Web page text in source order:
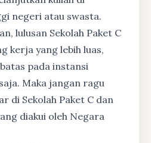
negeri atau swasta.
lulusan Sekolah Paket C
kerja yang lebih luas,
pada instansi
Maka jangan ragu
di Sekolah Paket C dan
diakui oleh Negara